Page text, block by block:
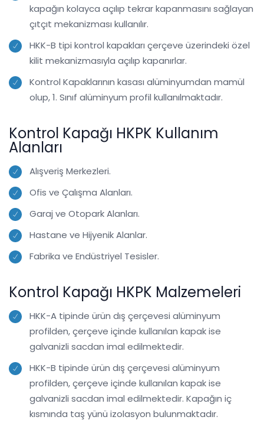
kapağın kolayca açılıp tekrar kapanmasını sağlayan
çıtçıt mekanizması kullanılır.
HKK-B tipi kontrol kapakları çerçeve üzerindeki özel
kilit mekanizmasıyla açılıp kapanırlar.
Kontrol Kapaklarının kasası alüminyumdan mamül
olup, 1. Sınıf alüminyum profil kullanılmaktadır.
Kontrol Kapağı HKPK Kullanım
Alanları
Alışveriş Merkezleri.
Ofis ve Çalışma Alanları.
Garaj ve Otopark Alanları.
Hastane ve Hijyenik Alanlar.
Fabrika ve Endüstriyel Tesisler.
Kontrol Kapağı HKPK Malzemeleri
HKK-A tipinde ürün dış çerçevesi alüminyum
profilden, çerçeve içinde kullanılan kapak ise
galvanizli sacdan imal edilmektedir.
HKK-B tipinde ürün dış çerçevesi alüminyum
profilden, çerçeve içinde kullanılan kapak ise
galvanizli sacdan imal edilmektedir. Kapağın iç
kısmında taş yünü izolasyon bulunmaktadır.